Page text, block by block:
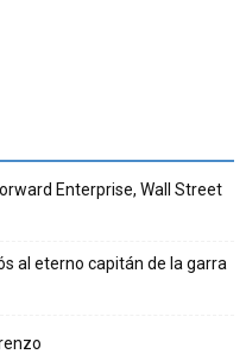
Enterprise, Wall Street
al eterno capitán de la garra